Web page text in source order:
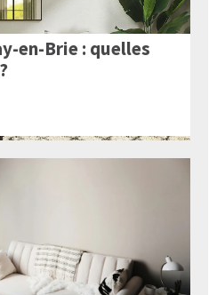
en-Brie : quelles